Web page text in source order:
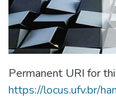
Permanent URI for
https://locus.ufv.br/